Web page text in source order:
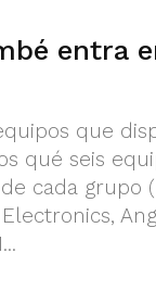
entra
que
qué seis
cada grupo